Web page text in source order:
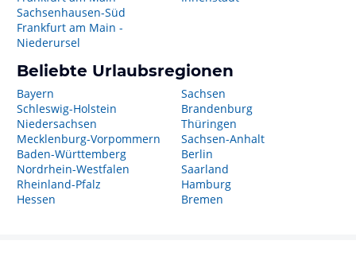
Sachsenhausen-Süd
Frankfurt am Main -
Niederursel
Beliebte Urlaubsregionen
Bayern
Schleswig-Holstein
Niedersachsen
Mecklenburg-Vorpommern
Baden-Württemberg
Nordrhein-Westfalen
Rheinland-Pfalz
Hessen
Sachsen
Brandenburg
Thüringen
Sachsen-Anhalt
Berlin
Saarland
Hamburg
Bremen